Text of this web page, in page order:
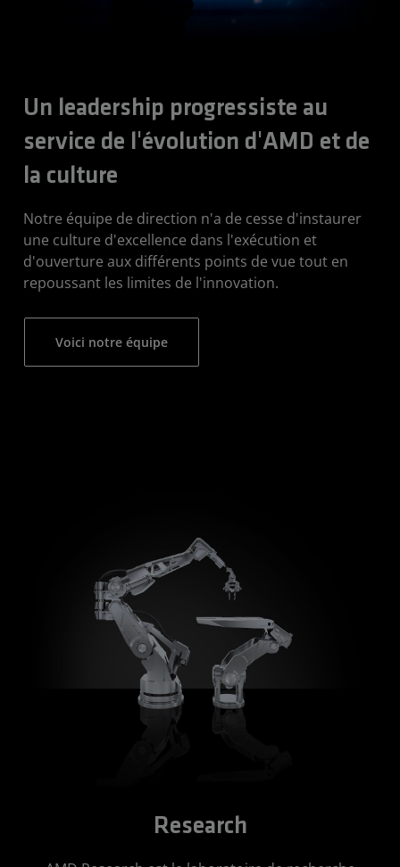
Un leadership progressiste au
service de l'évolution d'AMD et de
la culture
Notre équipe de direction n'a de cesse d'instaurer
une culture d'excellence dans l'exécution et
d'ouverture aux différents points de vue tout en
repoussant les limites de l'innovation.
Voici notre équipe
Research